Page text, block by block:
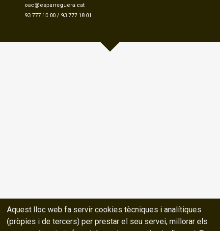
oac@esparreguera.cat
93 777 10 00 / 93 777 18 01
Aquest lloc web fa servir cookies tècniques i analítiques
(pròpies i de tercers) per prestar el seu servei, millorar els